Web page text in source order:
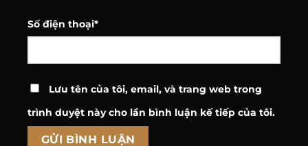
Số điện thoại*
Lưu tên của tôi, email, và trang web trong
trình duyệt này cho lần bình luận kế tiếp của tôi.